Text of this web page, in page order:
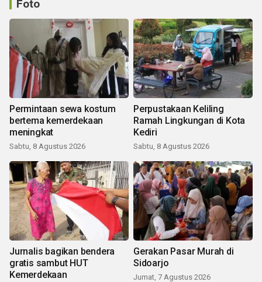
Foto
Permintaan sewa kostum
bertema kemerdekaan
meningkat
Sabtu, 8 Agustus 2026
Perpustakaan Keliling
Ramah Lingkungan di Kota
Kediri
Sabtu, 8 Agustus 2026
Jurnalis bagikan bendera
gratis sambut HUT
Kemerdekaan
Gerakan Pasar Murah di
Sidoarjo
Jumat, 7 Agustus 2026